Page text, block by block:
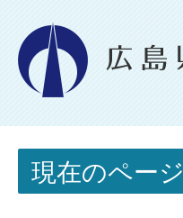
現在のページ